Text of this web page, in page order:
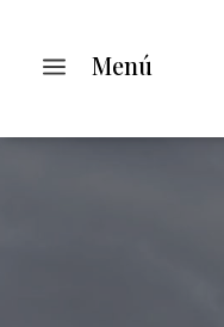
a Menú